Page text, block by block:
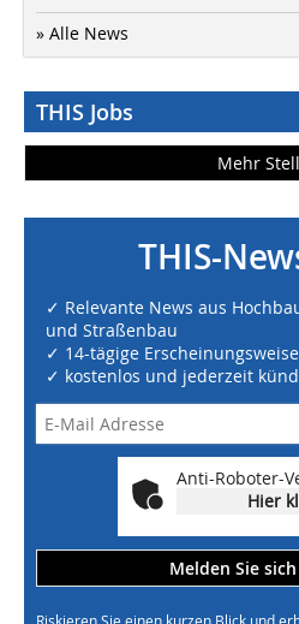
» Alle News
THIS Jobs
Mehr
THIS-
✓ Relevante News aus
und Straßenbau
✓ 14-tägige Erscheinungsweise
✓ kostenlos und jederzeit
Anti-Roboter-
Hier
Melden Sie